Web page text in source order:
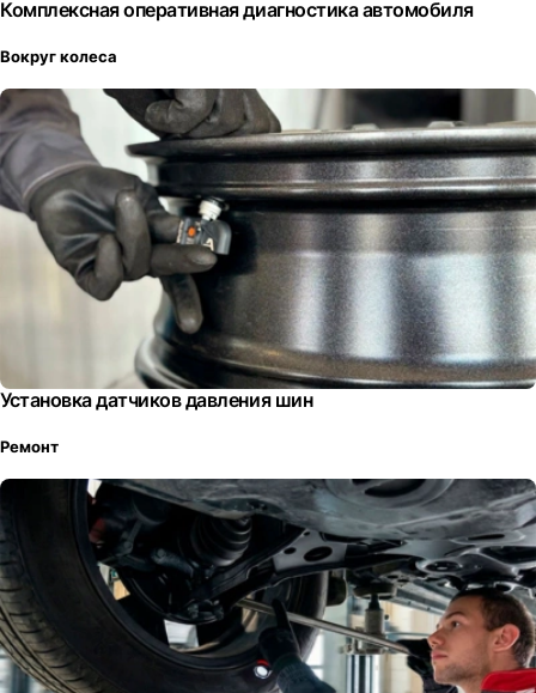
Комплексная оперативная диагностика автомобиля
Вокруг колеса
Установка датчиков давления шин
Ремонт